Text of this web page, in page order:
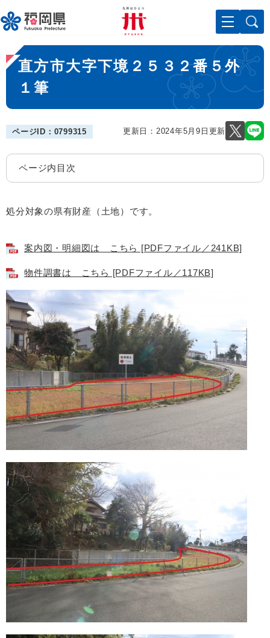
ー
ジ
先
頭
。
メニューを飛ばして本文へ
本
文
直方市大字下境２５３２番５外
１筆
ページID：0799315 更新日：2024年5月9日更新
ページ内目次
処分対象の県有財産（土地）です。
案内図・明細図は こちら [PDFファイル／241KB]
物件調書は こちら [PDFファイル／117KB]